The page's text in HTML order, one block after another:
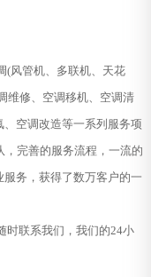
(风管机、多联机、天花
维修、空调移机、空调清
空调改造等一系列服务项
，完善的服务流程，一流的
务，获得了数万客户的一
时联系我们，我们的24小